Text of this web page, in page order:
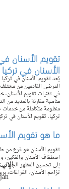
تقويم الأسنان
الأسنان في تركيا
يُعد تقويم الأسنان في
المرضى القادمين من مختلف
في تقنيات تقويم الأسنان،
مناسبة مقارنة بالعديد من
منظومة متكاملة من خدمات
تركيا. تقويم الأسنان في
ما هو تقويم
تقويم الأسنان هو فرع
اصطفاف الأسنان
إلى تحسين المظهر الجمالي
تزاحم الأسنان، الفراغات،